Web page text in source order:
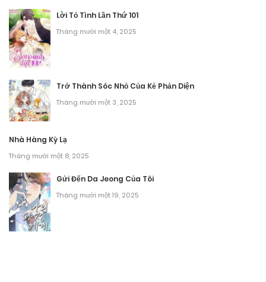
Chương 204
Tháng 9 27, 2025
Chương 203
Chương 202
Chương 201
Tháng 9 27, 2025
Chương 200
Tháng 9 27, 2025
Lời Tỏ Tình Lần Thứ 101
Tháng mười một 4, 2025
Trở Thành Sóc Nhỏ Của Kẻ Phản Diện
Tháng mười một 3, 2025
Nhà Hàng Kỳ Lạ
Tháng mười một 8, 2025
Gửi Đến Da Jeong Của Tôi
Tháng mười một 19, 2025